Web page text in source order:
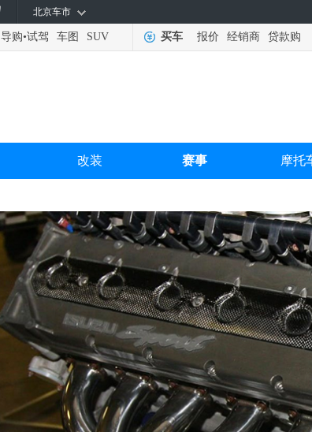
北京车市
导购•试驾 车图 SUV 买车 报价 经销商 贷款购
改装 赛事 摩托